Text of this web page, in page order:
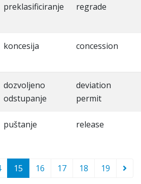
preklasificiranje regrade
koncesija concession
dozvoljeno
odstupanje
deviation
permit
puštanje release
15 16 17 18 19